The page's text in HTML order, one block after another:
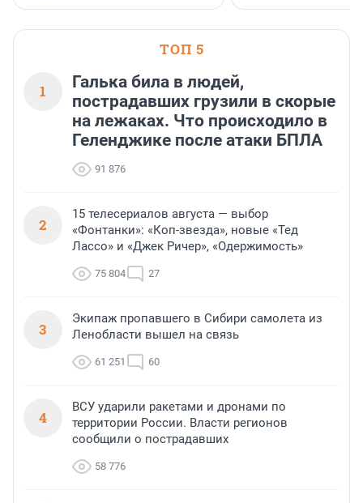
ТОП 5
1
Галька била в людей,
пострадавших грузили в скорые
на лежаках. Что происходило в
Геленджике после атаки БПЛА
91 876
2
15 телесериалов августа — выбор
«Фонтанки»: «Коп-звезда», новые «Тед
Лассо» и «Джек Ричер», «Одержимость»
75 804 27
3
Экипаж пропавшего в Сибири самолета из
Ленобласти вышел на связь
61 251 60
4
ВСУ ударили ракетами и дронами по
территории России. Власти регионов
сообщили о пострадавших
58 776